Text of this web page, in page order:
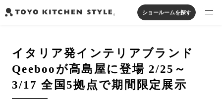
オープンキッチン
アイランドキッチン
ペニンシュラキッチン
壁付けキッチン
対面キッチン
セパレートキッチン
並列型キッチン
システムキッチン
家具・照明・タイル
バス・洗面
実例から探す
ショールームを探す
イタリア発インテリアブランド
Qeebooが高島屋に登場 2/25～
3/17 全国5拠点で期間限定展示